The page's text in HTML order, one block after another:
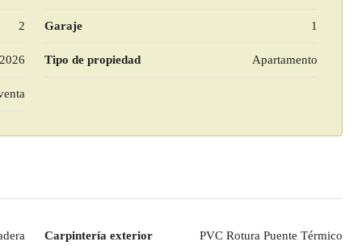
2 Garaje 1
Tipo de propiedad Apartamento
Carpintería exterior PVC Rotura Puente Térmico